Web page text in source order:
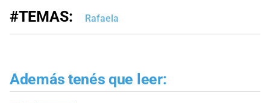
#TEMAS: Rafaela
Además tenés que leer: